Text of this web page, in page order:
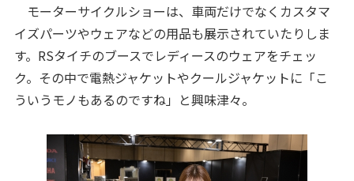
モーターサイクルショーは、車両だけでなくカスタマ
イズパーツやウェアなどの用品も展示されていたりしま
す。RSタイチのブースでレディースのウェアをチェッ
ク。その中で電熱ジャケットやクールジャケットに「こ
ういうモノもあるのですね」と興味津々。